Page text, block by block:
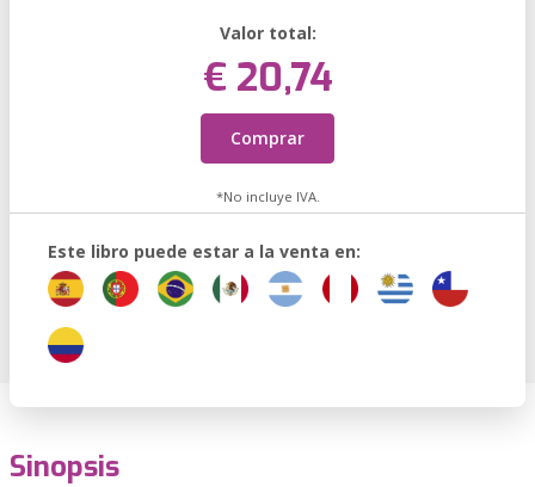
Valor total:
€ 20,74
Comprar
*No incluye IVA.
Este libro puede estar a la venta en:
Sinopsis